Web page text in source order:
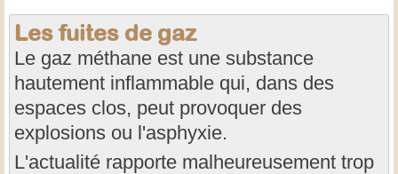
Les fuites de gaz
Le gaz méthane est une substance
hautement inflammable qui, dans des
espaces clos, peut provoquer des
explosions ou l'asphyxie.
L'actualité rapporte malheureusement trop